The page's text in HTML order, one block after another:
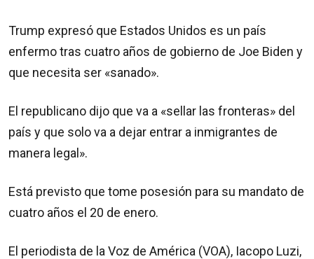
Trump expresó que Estados Unidos es un país
enfermo tras cuatro años de gobierno de Joe Biden y
que necesita ser «sanado».
El republicano dijo que va a «sellar las fronteras» del
país y que solo va a dejar entrar a inmigrantes de
manera legal».
Está previsto que tome posesión para su mandato de
cuatro años el 20 de enero.
El periodista de la Voz de América (VOA), Iacopo Luzi,